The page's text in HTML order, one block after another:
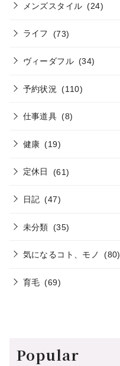
メンズスタイル (24)
ライフ (73)
ヴィーダフル (34)
予約状況 (110)
仕事道具 (8)
健康 (19)
定休日 (61)
日記 (47)
未分類 (35)
気になるコト、モノ (80)
育毛 (69)
Popular